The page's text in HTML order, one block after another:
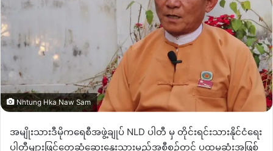
Nhtung Hka Naw Sam
အမျိုးသားဒီမိုကရေစီအဖွဲ့ချုပ် NLD ပါတီ မှ တိုင်းရင်းသားနိုင်ငံရေး
ပါတီများဖြင့်တွေ့ဆုံဆွေးနွေးသွားမည့်အစီစဉ်တွင် ပထမဆုံးအဖြစ်